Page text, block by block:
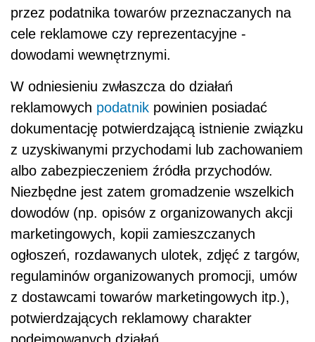
przez podatnika towarów przeznaczanych na
cele reklamowe czy reprezentacyjne -
dowodami wewnętrznymi.
W odniesieniu zwłaszcza do działań
reklamowych podatnik powinien posiadać
dokumentację potwierdzającą istnienie związku
z uzyskiwanymi przychodami lub zachowaniem
albo zabezpieczeniem źródła przychodów.
Niezbędne jest zatem gromadzenie wszelkich
dowodów (np. opisów z organizowanych akcji
marketingowych, kopii zamieszczanych
ogłoszeń, rozdawanych ulotek, zdjęć z targów,
regulaminów organizowanych promocji, umów
z dostawcami towarów marketingowych itp.),
potwierdzających reklamowy charakter